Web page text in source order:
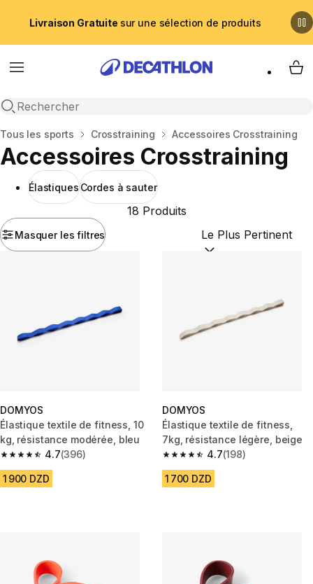
Livraison Gratuite sur une sélection de produits
Menu
Recherche ouverte
My
Accueil
Tous les sports Crosstraining Accessoires Crosstraining
Accessoires Crosstraining
Élastiques Cordes à sauter
Masquer les filtres
18 Produits
Trier par :(optional)
DOMYOS
Élastique textile de fitness, 10
kg, résistance modérée, bleu
4.7
4.7 out of 5 stars from 396 reviews
(396)
1 900 DZD
DOMYOS
Élastique textile de fitness,
7kg, résistance légère, beige
4.7
4.7 out of 5 stars from 198
(198)
1 700 DZD